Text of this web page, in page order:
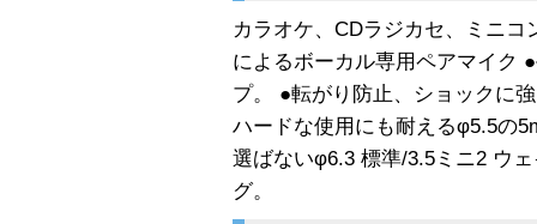
カラオケ、CDラジカセ、ミニ
によるボーカル専用ペアマイク
プ。 ●転がり防止、ショックに
ハードな使用にも耐えるφ5.5の
選ばないφ6.3 標準/3.5ミニ2 ウ
グ。